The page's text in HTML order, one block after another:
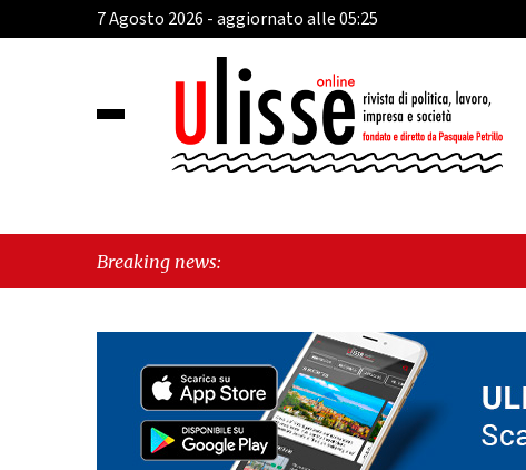
7 Agosto 2026 - aggiornato alle 05:25
Breaking news: